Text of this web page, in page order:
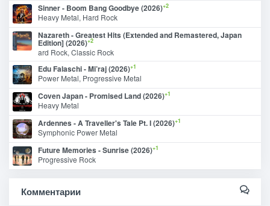
Sinner - Boom Bang Goodbye (2026)+2
Heavy Metal, Hard Rock
Nazareth - Greatest Hits (Extended and Remastered, Japan
Edition] (2026)+2
ard Rock, Classic Rock
Edu Falaschi - Mi’raj (2026)+1
Power Metal, Progressive Metal
Coven Japan - Promised Land (2026)+1
Heavy Metal
Ardennes - A Traveller's Tale Pt. I (2026)+1
Symphonic Power Metal
Future Memories - Sunrise (2026)+1
Progressive Rock
Комментарии